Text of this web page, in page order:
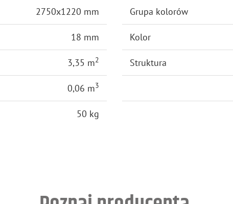
2750x1220 mm
18 mm
3,35 m2
0,06 m3
50 kg
Grupa kolorów
Kolor
Struktura